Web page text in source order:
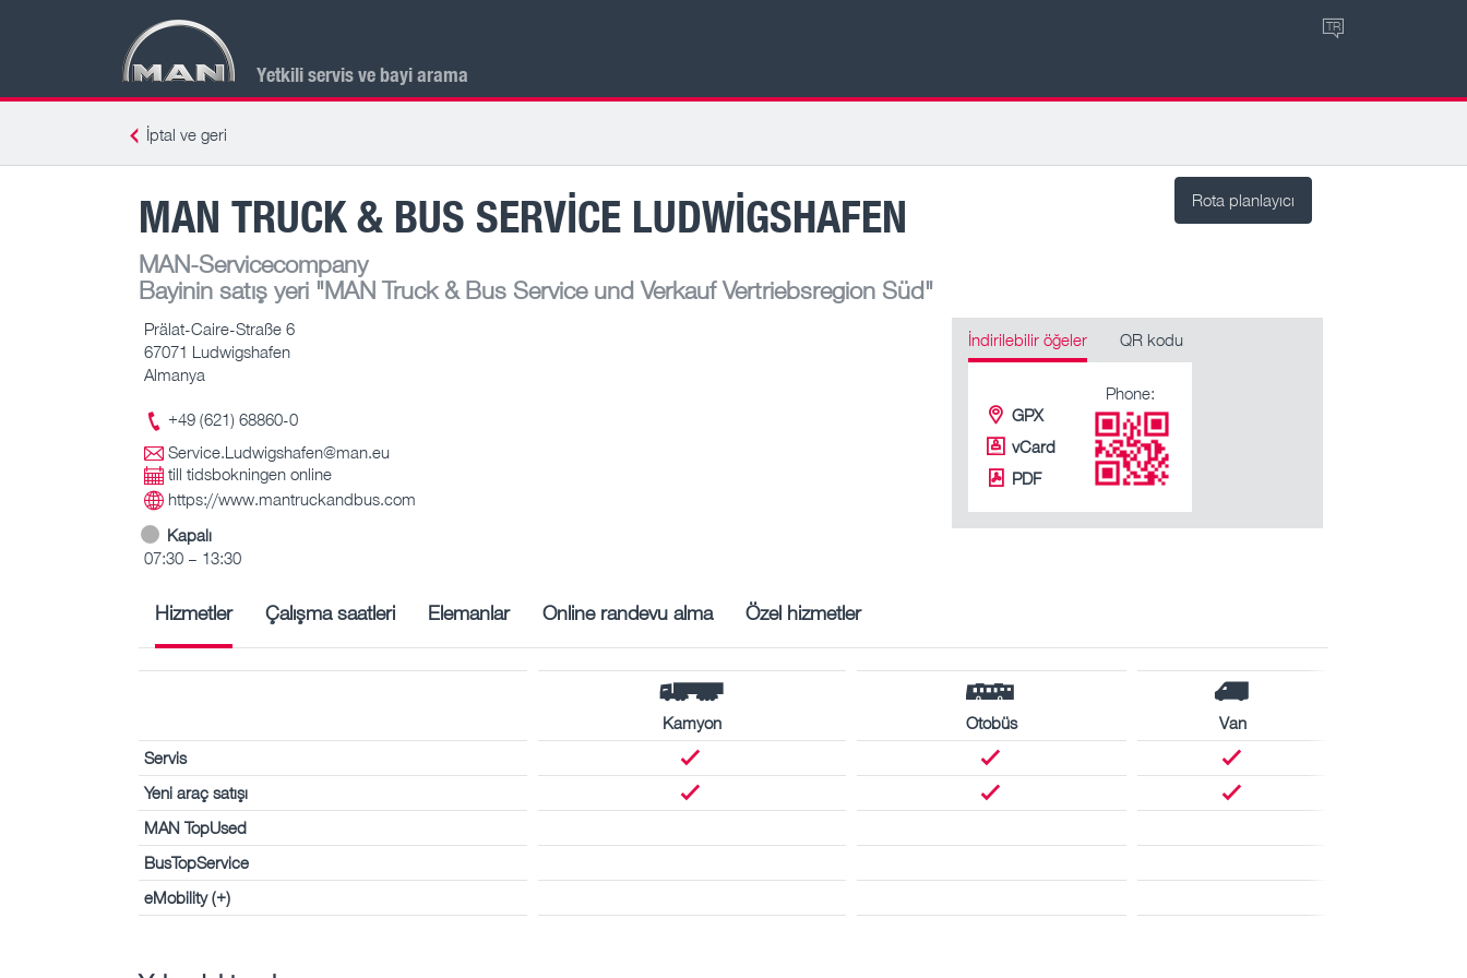
Yetkili servis ve bayi arama
TR
İptal ve geri
Rota planlayıcı
MAN TRUCK & BUS SERVICE LUDWIGSHAFEN
MAN-Servicecompany
Bayinin satış yeri "MAN Truck & Bus Service und Verkauf Vertriebsregion Süd"
Prälat-Caire-Straße 6
67071 Ludwigshafen
Almanya
+49 (621) 68860-0
Service.Ludwigshafen@man.eu
till tidsbokningen online
https://www.mantruckandbus.com
Kapalı
07:30 – 13:30
İndirilebilir öğeler QR kodu
GPX
vCard
PDF
Phone:
Hizmetler Çalışma saatleri Elemanlar Online randevu alma Özel hizmetler
Kamyon Otobüs
Van
Servis
Yeni araç satışı
MAN TopUsed
BusTopService
eMobility (+)